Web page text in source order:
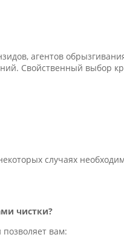
агентов
Свойственный выбор
случаях
чистки?
вам: